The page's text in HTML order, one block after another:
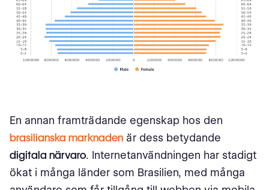
En annan framträdande egenskap hos den
brasilianska marknaden är dess betydande
digitala närvaro. Internetanvändningen har stadigt
ökat i många länder som Brasilien, med många